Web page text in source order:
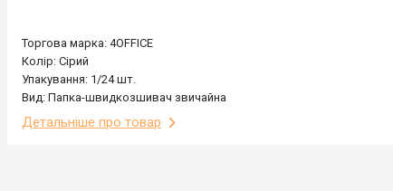
Торгова марка: 4OFFICE
Колір: Сірий
Упакування: 1/24 шт.
Вид: Папка-швидкозшивач звичайна
Детальніше про товар